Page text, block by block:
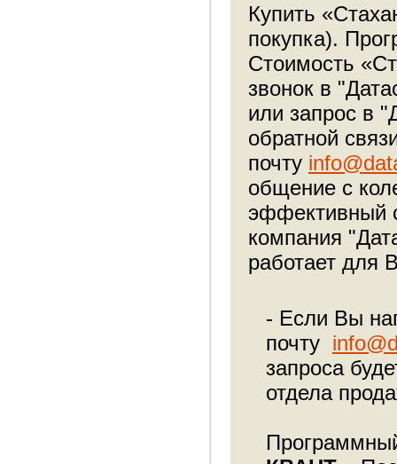
Купить
покупка).
Стоимость
звонок в
или запрос в
обратной
почту
общение с
эффективный
компания
работает для
- Если Вы
почту
запроса
отдела